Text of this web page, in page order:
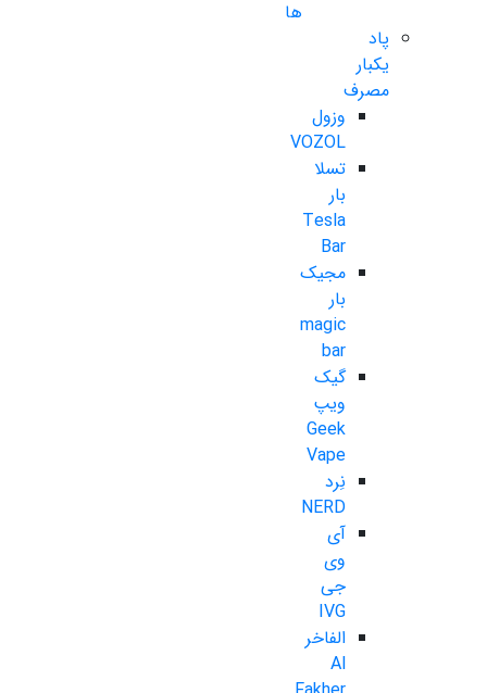
ها
پاد
یکبار
مصرف
وزول
VOZOL
تسلا
بار
Tesla
Bar
مجیک
بار
magic
bar
گیک
ویپ
Geek
Vape
نِرد
NERD
آی
وی
جی
IVG
الفاخر
Al